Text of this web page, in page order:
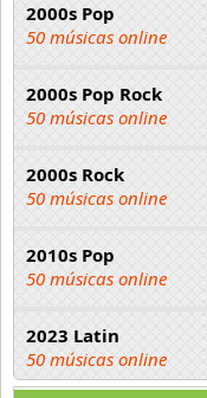
2000s Pop
50 músicas online
2000s Pop Rock
50 músicas online
2000s Rock
50 músicas online
2010s Pop
50 músicas online
2023 Latin
50 músicas online